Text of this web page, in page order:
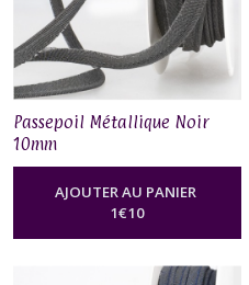
Passepoil Métallique Noir
10mm
AJOUTER AU PANIER
1€10